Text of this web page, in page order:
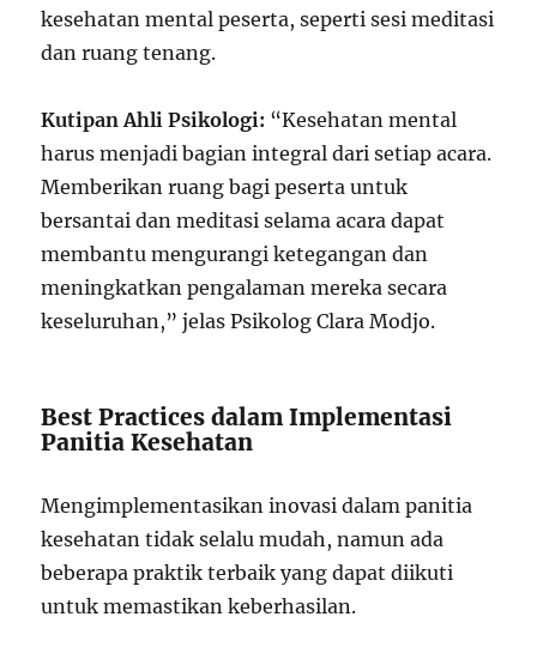
kesehatan mental peserta, seperti sesi meditasi
dan ruang tenang.
Kutipan Ahli Psikologi: “Kesehatan mental
harus menjadi bagian integral dari setiap acara.
Memberikan ruang bagi peserta untuk
bersantai dan meditasi selama acara dapat
membantu mengurangi ketegangan dan
meningkatkan pengalaman mereka secara
keseluruhan,” jelas Psikolog Clara Modjo.
Best Practices dalam Implementasi
Panitia Kesehatan
Mengimplementasikan inovasi dalam panitia
kesehatan tidak selalu mudah, namun ada
beberapa praktik terbaik yang dapat diikuti
untuk memastikan keberhasilan.